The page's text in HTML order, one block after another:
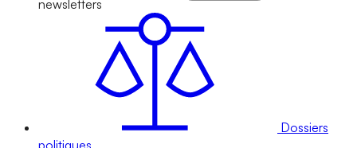
newsletters
Dossiers
politiques